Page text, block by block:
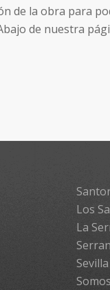
de la obra para
de nuestra
Los
La